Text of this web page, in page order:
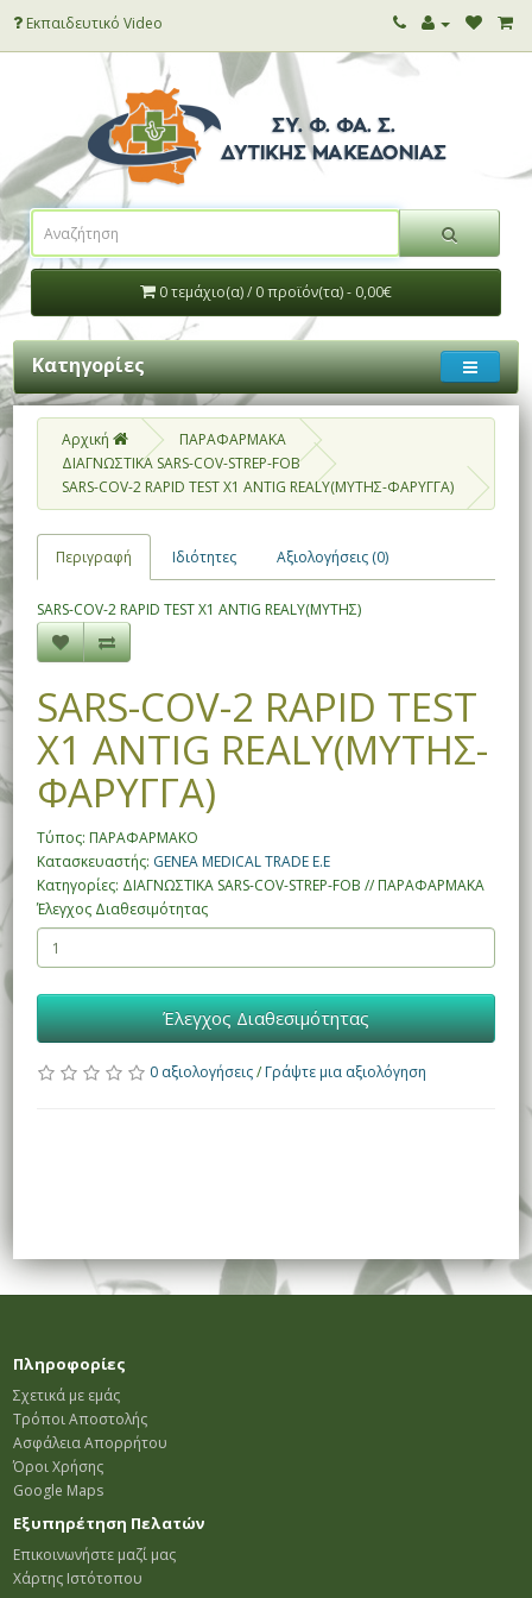
Εκπαιδευτικό Video
0 τεμάχιο(α) / 0 προϊόν(τα) - 0,00€
Κατηγορίες
Αρχική
ΠΑΡΑΦΑΡΜΑΚΑ
ΔΙΑΓΝΩΣΤΙΚΑ SARS-COV-STREP-FOB
SARS-COV-2 RAPID TEST X1 ANTIG REALY(ΜΥΤΗΣ-ΦΑΡΥΓΓΑ)
Περιγραφή Ιδιότητες Αξιολογήσεις (0)
SARS-COV-2 RAPID TEST X1 ANTIG REALY(ΜΥΤΗΣ)
SARS-COV-2 RAPID TEST
X1 ANTIG REALY(ΜΥΤΗΣ-
ΦΑΡΥΓΓΑ)
Τύπος: ΠΑΡΑΦΑΡΜΑΚΟ
Κατασκευαστής: GENEA MEDICAL TRADE E.E
Κατηγορίες: ΔΙΑΓΝΩΣΤΙΚΑ SARS-COV-STREP-FOB // ΠΑΡΑΦΑΡΜΑΚΑ
Έλεγχος Διαθεσιμότητας
Έλεγχος Διαθεσιμότητας
0 αξιολογήσεις/ Γράψτε μια αξιολόγηση
Πληροφορίες
Σχετικά με εμάς
Τρόποι Αποστολής
Ασφάλεια Απορρήτου
Όροι Χρήσης
Google Maps
Εξυπηρέτηση Πελατών
Επικοινωνήστε μαζί μας
Χάρτης Ιστότοπου